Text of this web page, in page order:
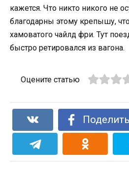
кажется. Что никто никого не
благодарны этому крепышу,
хамоватого чайлд фри. Тут
быстро ретировался из вагона.
Оцените статью